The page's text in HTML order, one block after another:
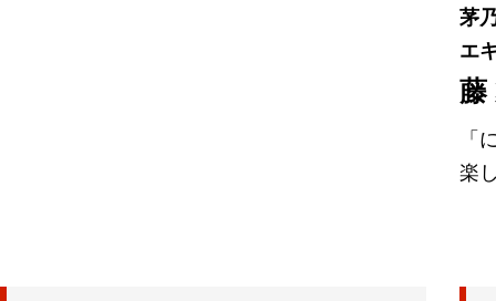
茅
エ
藤
「
楽